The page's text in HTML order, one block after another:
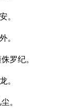
。
。
罗纪。
。
。